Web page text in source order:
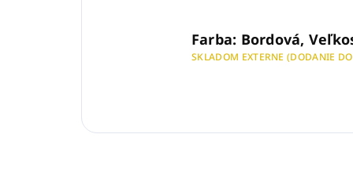
Farba: Bordová,
SKLADOM EXTERNE (DODANIE